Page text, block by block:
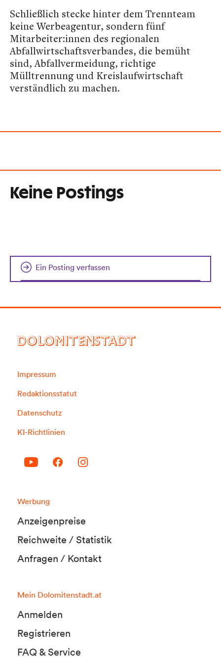
Schließlich stecke hinter dem Trennteam
keine Werbeagentur, sondern fünf
Mitarbeiter:innen des regionalen
Abfallwirtschaftsverbandes, die bemüht
sind, Abfallvermeidung, richtige
Mülltrennung und Kreislaufwirtschaft
verständlich zu machen.
Keine Postings
Ein Posting verfassen
DOLOMITENSTADT
Impressum
Redaktionsstatut
Datenschutz
KI-Richtlinien
Werbung
Anzeigenpreise
Reichweite / Statistik
Anfragen / Kontakt
Mein Dolomitenstadt.at
Anmelden
Registrieren
FAQ & Service